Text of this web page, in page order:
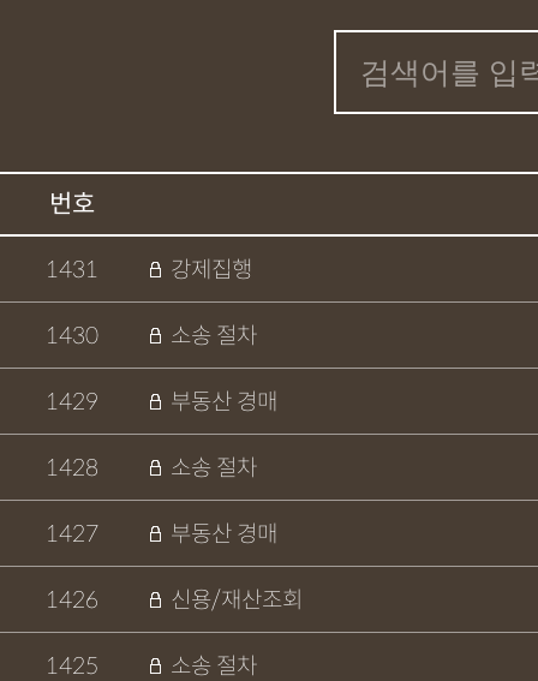
번호
1431 강제집행
1430 소송 절차
1429 부동산 경매
1428 소송 절차
1427 부동산 경매
1426 신용/재산조회
1425 소송 절차